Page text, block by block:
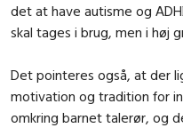
det at have autisme og
skal tages i brug, men i høj
Det pointeres også, at der
motivation og tradition for
omkring barnet talerør, og